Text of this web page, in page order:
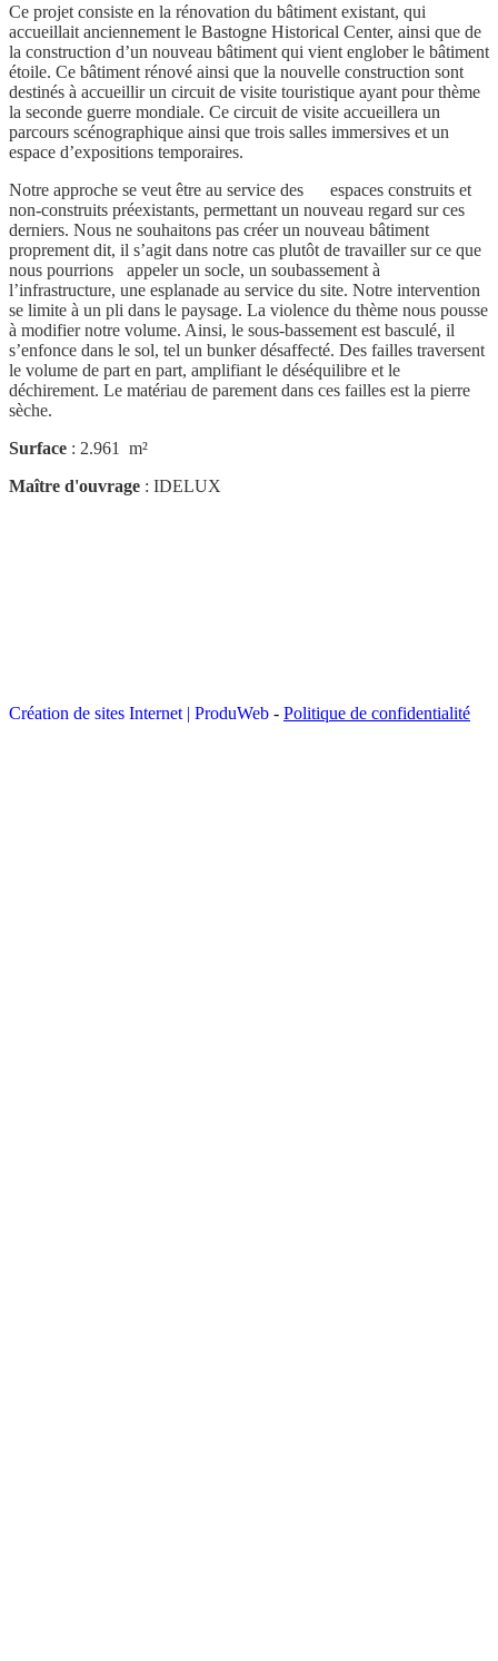
Ce projet consiste en la rénovation du bâtiment existant, qui
accueillait anciennement le Bastogne Historical Center, ainsi que de
la construction d’un nouveau bâtiment qui vient englober le bâtiment
étoile. Ce bâtiment rénové ainsi que la nouvelle construction sont
destinés à accueillir un circuit de visite touristique ayant pour thème
la seconde guerre mondiale. Ce circuit de visite accueillera un
parcours scénographique ainsi que trois salles immersives et un
espace d’expositions temporaires.
Notre approche se veut être au service des espaces construits et
non-construits préexistants, permettant un nouveau regard sur ces
derniers. Nous ne souhaitons pas créer un nouveau bâtiment
proprement dit, il s’agit dans notre cas plutôt de travailler sur ce que
nous pourrions appeler un socle, un soubassement à
l’infrastructure, une esplanade au service du site. Notre intervention
se limite à un pli dans le paysage. La violence du thème nous pousse
à modifier notre volume. Ainsi, le sous-bassement est basculé, il
s’enfonce dans le sol, tel un bunker désaffecté. Des failles traversent
le volume de part en part, amplifiant le déséquilibre et le
déchirement. Le matériau de parement dans ces failles est la pierre
sèche.
Surface : 2.961 m²
Maître d'ouvrage : IDELUX
Création de sites Internet | ProduWeb - Politique de confidentialité